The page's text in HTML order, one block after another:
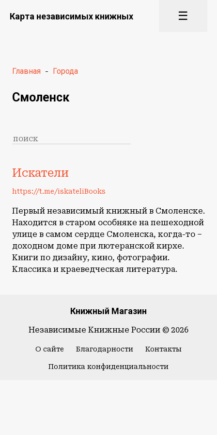
Карта независимых книжных ☰
Главная - Города
Смоленск
Искатели
https://t.me/iskateliBooks
Первый независимый книжный в Смоленске.
Находится в старом особняке на пешеходной
улице в самом сердце Смоленска, когда-то –
доходном доме при лютеранской кирхе.
Книги по дизайну, кино, фотографии.
Классика и краеведческая литература.
Книжный Магазин
Независимые Книжные России © 2026
О сайте Благодарности Контакты
Политика конфиденциальности